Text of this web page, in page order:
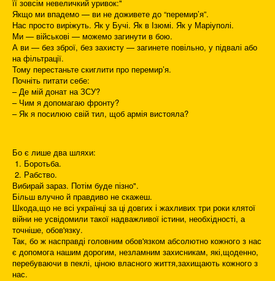
її зовсім невеличкий уривок:"
Якщо ми впадемо — ви не доживете до “перемир’я”.
Нас просто виріжуть. Як у Бучі. Як в Ізюмі. Як у Маріуполі.
Ми — військові — можемо загинути в бою.
А ви — без зброї, без захисту — загинете повільно, у підвалі або
на фільтрації.
Тому перестаньте скиглити про перемир’я.
Почніть питати себе:
– Де мій донат на ЗСУ?
– Чим я допомагаю фронту?
– Як я посилюю свій тил, щоб армія вистояла?
Бо є лише два шляхи:
1. Боротьба.
2. Рабство.
Вибирай зараз. Потім буде пізно".
Більш влучно й правдиво не скажеш.
Шкода,що не всі українці за ці довгих і жахливих три роки клятої
війни не усвідомили такої надважливої істини, необхідності, а
точніше, обов'язку.
Так, бо ж насправді головним обов'язком абсолютно кожного з нас
є допомога нашим дорогим, незламним захисникам, які,щоденно,
перебуваючи в пеклі, ціною власного життя,захищають кожного з
нас.